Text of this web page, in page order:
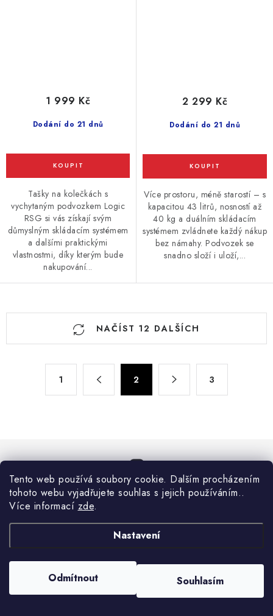
Tento web používá soubory cookie. Dalším procházením
tohoto webu vyjadřujete souhlas s jejich používáním..
Více informací zde.
Nastavení
Odmítnout Souhlasím
Dodání do 21 dnů
1 999 Kč
Tašky na kolečkách s
vychytaným podvozkem Logic
RSG si vás získají svým
důmyslným skládacím systémem
a dalšími praktickými
vlastnostmi, díky kterým bude
nakupování...
Dodání do 21 dnů
2 299 Kč
Více prostoru, méně starostí – s
kapacitou 43 litrů, nosností až
40 kg a duálním skládacím
systémem zvládnete každý nákup
bez námahy. Podvozek se
snadno složí i uloží,...
O
r
v
k
y
v
ý
p
s
NAČÍST 12 DALŠÍCH
o
v
á
n
1 2 3
Sledujte nás na Instagramu